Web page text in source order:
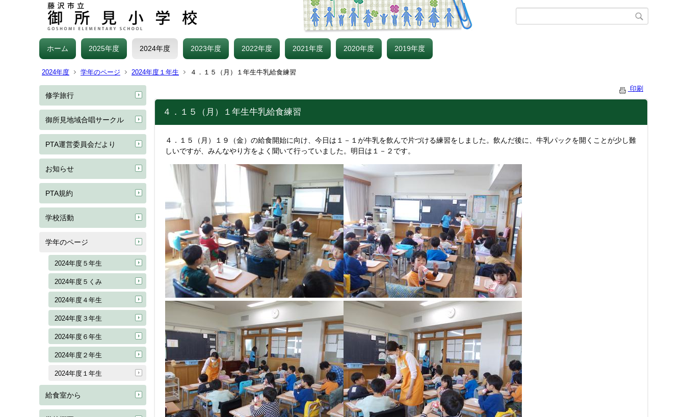
ホーム 2025年度 2024年度 2023年度 2022年度 2021年度 2020年度 2019年度
2024年度 学年のページ 2024年度１年生 ４．１５（月）１年生牛乳給食練習
修学旅行
御所見地域合唱サークル
PTA運営委員会だより
お知らせ
PTA規約
学校活動
学年のページ
2024年度５年生
2024年度５くみ
2024年度４年生
2024年度３年生
2024年度６年生
2024年度２年生
2024年度１年生
給食室から
印刷
４．１５（月）１年生牛乳給食練習
４．１５（月）１９（金）の給食開始に向け、今日は１－１が牛乳を飲んで片づける練習をしました。飲んだ後に、牛乳パックを開くことが少し難
しいですが、みんなやり方をよく聞いて行っていました。明日は１－２です。